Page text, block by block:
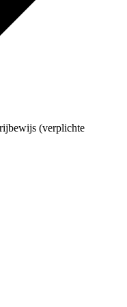
(verplichte